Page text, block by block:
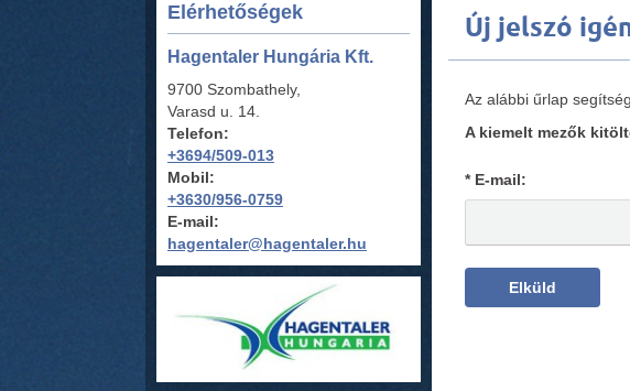
Elérhetőségek
Hagentaler Hungária Kft.
9700 Szombathely,
Varasd u. 14.
Telefon:
+3694/509-013
Mobil:
+3630/956-0759
E-mail:
hagentaler@hagentaler.hu
Új jelszó
Az alábbi űrlap
A kiemelt mezők
* E-mail: